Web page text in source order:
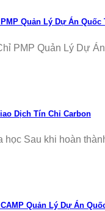
Quản Lý Dự Án Quốc
PMP Quản Lý Dự
Dịch Tín Chỉ Carbon
học Sau khi hoàn
Quản Lý Dự Án